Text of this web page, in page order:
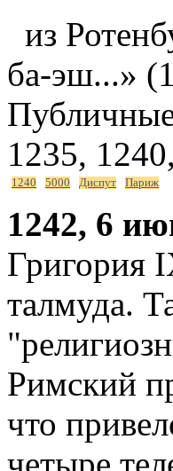
из
ба-эш...»
1235,
1240 5000 Диспут Париж
1242, 6
Григория
талмуда.
Римский
что
четыре